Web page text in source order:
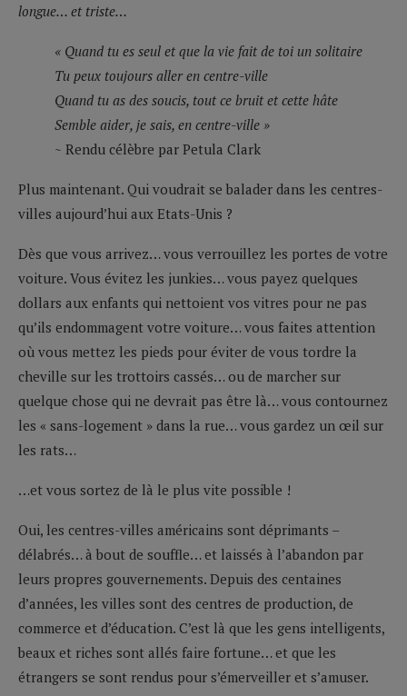
longue… et triste…
« Quand tu es seul et que la vie fait de toi un solitaire
Tu peux toujours aller en centre-ville
Quand tu as des soucis, tout ce bruit et cette hâte
Semble aider, je sais, en centre-ville »
~ Rendu célèbre par Petula Clark
Plus maintenant. Qui voudrait se balader dans les centres-
villes aujourd’hui aux Etats-Unis ?
Dès que vous arrivez… vous verrouillez les portes de votre
voiture. Vous évitez les junkies… vous payez quelques
dollars aux enfants qui nettoient vos vitres pour ne pas
qu’ils endommagent votre voiture… vous faites attention
où vous mettez les pieds pour éviter de vous tordre la
cheville sur les trottoirs cassés… ou de marcher sur
quelque chose qui ne devrait pas être là… vous contournez
les « sans-logement » dans la rue… vous gardez un œil sur
les rats…
…et vous sortez de là le plus vite possible !
Oui, les centres-villes américains sont déprimants –
délabrés… à bout de souffle… et laissés à l’abandon par
leurs propres gouvernements. Depuis des centaines
d’années, les villes sont des centres de production, de
commerce et d’éducation. C’est là que les gens intelligents,
beaux et riches sont allés faire fortune… et que les
étrangers se sont rendus pour s’émerveiller et s’amuser.